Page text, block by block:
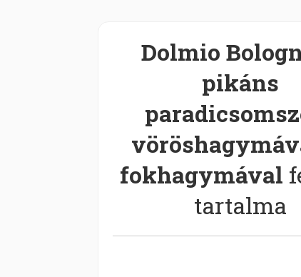
Dolmio
pikáns
fokhagymával
tartalma